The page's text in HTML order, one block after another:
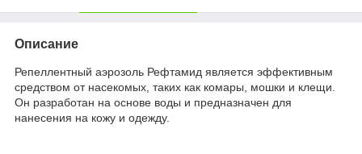
Описание
Репеллентный аэрозоль Рефтамид является эффективным
средством от насекомых, таких как комары, мошки и клещи.
Он разработан на основе воды и предназначен для
нанесения на кожу и одежду.